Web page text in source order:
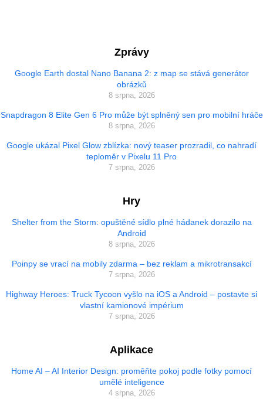
Zprávy
Google Earth dostal Nano Banana 2: z map se stává generátor
obrázků
8 srpna, 2026
Snapdragon 8 Elite Gen 6 Pro může být splněný sen pro mobilní hráče
8 srpna, 2026
Google ukázal Pixel Glow zblízka: nový teaser prozradil, co nahradí
teploměr v Pixelu 11 Pro
7 srpna, 2026
Hry
Shelter from the Storm: opuštěné sídlo plné hádanek dorazilo na
Android
8 srpna, 2026
Poinpy se vrací na mobily zdarma – bez reklam a mikrotransakcí
7 srpna, 2026
Highway Heroes: Truck Tycoon vyšlo na iOS a Android – postavte si
vlastní kamionové impérium
7 srpna, 2026
Aplikace
Home AI – AI Interior Design: proměňte pokoj podle fotky pomocí
umělé inteligence
4 srpna, 2026